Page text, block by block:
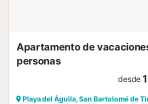
Apartamento de
personas
desde
Playa del Águila, San Bartolomé de